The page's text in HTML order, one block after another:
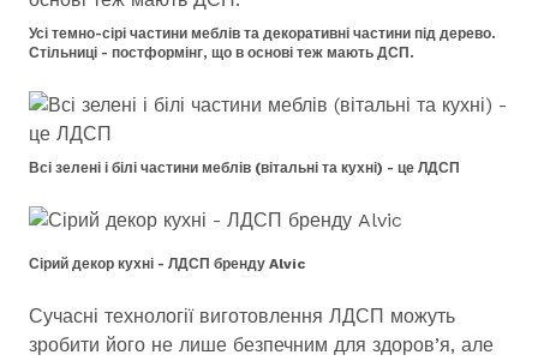
Усі темно-сірі частини меблів та декоративні частини під дерево.
Стільниці - постформінг, що в основі теж мають ДСП.
Всі зелені і білі частини меблів (вітальні та кухні) - це ЛДСП
Сірий декор кухні - ЛДСП бренду Alvic
Сучасні технології виготовлення ЛДСП можуть
зробити його не лише безпечним для здоров’я, але